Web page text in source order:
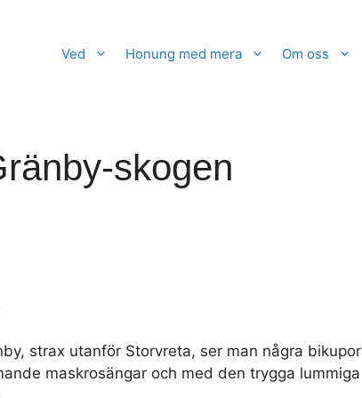
Ved Honung med mera Om oss
skogen
strax utanför Storvreta, ser man några bikupor
maskrosängar och med den trygga lummiga